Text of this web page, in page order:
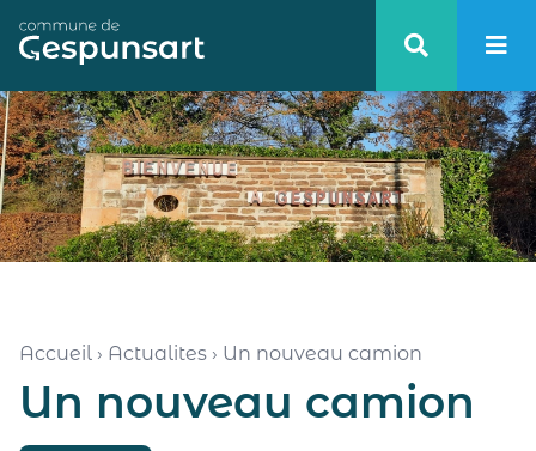
Haut de page
Accueil › Actualites › Un nouveau camion
Un nouveau camion